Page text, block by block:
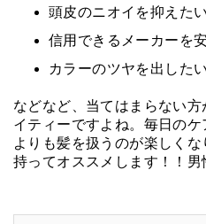
頭皮のニオイを抑えたい
信用できるメーカーを
カラーのツヤを出したい
などなど、当てはまらない
イティーですよね。毎日の
よりも髪を扱うのが楽しく
持ってオススメします！！男